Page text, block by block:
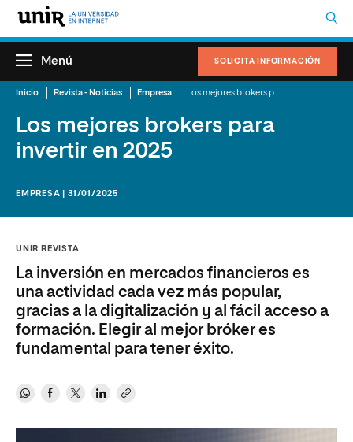
SOLICITA INFORMACIÓN
Menú
Inicio Revista - Noticias Empresa
Los mejores brokers para
invertir en 2025
EMPRESA | 31/01/2025
UNIR REVISTA
La inversión en mercados financieros es
una actividad cada vez más popular,
gracias a la digitalización y al fácil acceso a
formación. Elegir al mejor bróker es
fundamental para tener éxito.